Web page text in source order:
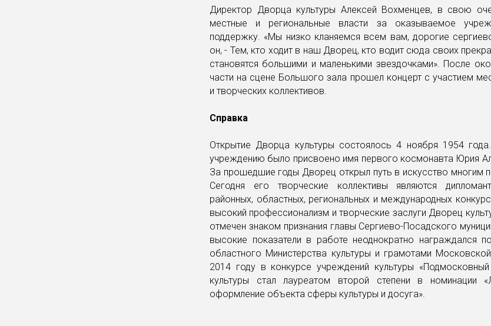
Директор Дворца культуры Алексей Вохменцев, в свою
местные и региональные власти за оказываемое
поддержку. «Мы низко кланяемся всем вам, дорогие
он, - Тем, кто ходит в наш Дворец, кто водит сюда своих
становятся большими и маленькими звездочками». После
части на сцене Большого зала прошел концерт с участием
и творческих коллективов.
Справка
Открытие Дворца культуры состоялось 4 ноября 1954
учреждению было присвоено имя первого космонавта Юрия
За прошедшие годы Дворец открыл путь в искусство многим
Сегодня его творческие коллективы являются
районных, областных, региональных и международных
высокий профессионализм и творческие заслуги Дворец
отмечен знаком признания главы Сергиево-Посадского
высокие показатели в работе неоднократно награждался
областного Министерства культуры и грамотами
2014 году в конкурсе учреждений культуры
культуры стал лауреатом второй степени в номинации
оформление объекта сферы культуры и досуга».